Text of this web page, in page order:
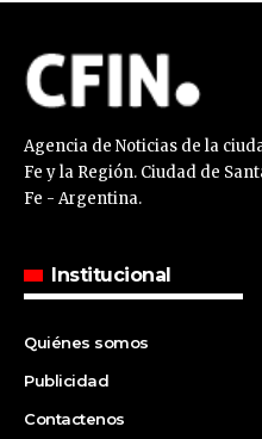
Agencia de Noticias de la
Fe y la Región. Ciudad de
Fe - Argentina.
Institucional
Quiénes somos
Publicidad
Contactenos